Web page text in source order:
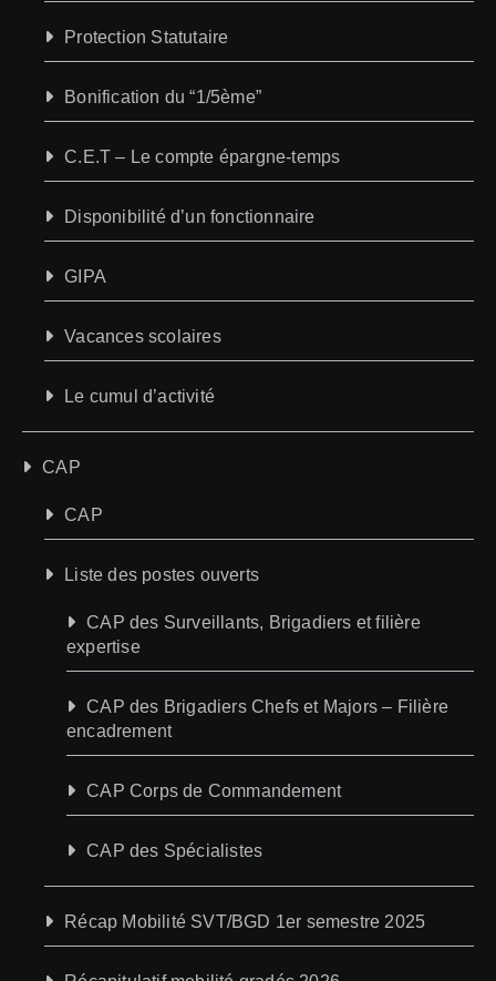
Protection Statutaire
Bonification du “1/5ème”
C.E.T – Le compte épargne-temps
Disponibilité d’un fonctionnaire
GIPA
Vacances scolaires
Le cumul d’activité
CAP
CAP
Liste des postes ouverts
CAP des Surveillants, Brigadiers et filière
expertise
CAP des Brigadiers Chefs et Majors – Filière
encadrement
CAP Corps de Commandement
CAP des Spécialistes
Récap Mobilité SVT/BGD 1er semestre 2025